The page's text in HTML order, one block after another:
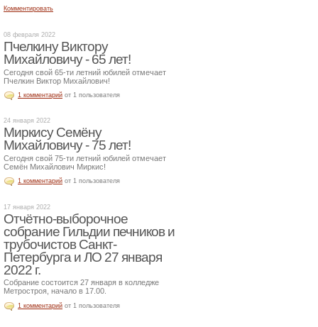
Комментировать
08 февраля 2022
Пчелкину Виктору
Михайловичу - 65 лет!
Сегодня свой 65-ти летний юбилей отмечает
Пчелкин Виктор Михайлович!
1 комментарий от 1 пользователя
24 января 2022
Миркису Семёну
Михайловичу - 75 лет!
Сегодня свой 75-ти летний юбилей отмечает
Семён Михайлович Миркис!
1 комментарий от 1 пользователя
17 января 2022
Отчётно-выборочное
собрание Гильдии печников и
трубочистов Санкт-
Петербурга и ЛО 27 января
2022 г.
Собрание состоится 27 января в колледже
Метростроя, начало в 17.00.
1 комментарий от 1 пользователя